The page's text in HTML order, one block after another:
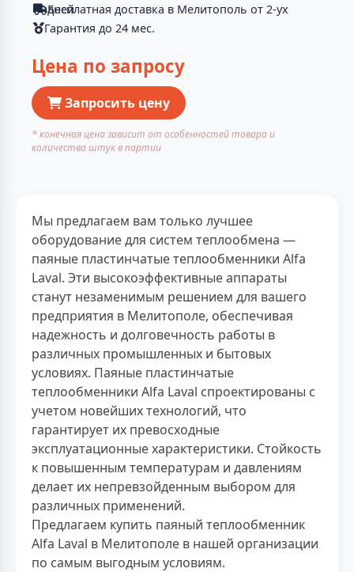
Бесплатная доставка в Мелитополь от 2-ух дней
Гарантия до 24 мес.
Цена по запросу
Запросить цену
* конечная цена зависит от особенностей товара и
количества штук в партии
Мы предлагаем вам только лучшее
оборудование для систем теплообмена —
паяные пластинчатые теплообменники Alfa
Laval. Эти высокоэффективные аппараты
станут незаменимым решением для вашего
предприятия в Мелитополе, обеспечивая
надежность и долговечность работы в
различных промышленных и бытовых
условиях. Паяные пластинчатые
теплообменники Alfa Laval спроектированы с
учетом новейших технологий, что
гарантирует их превосходные
эксплуатационные характеристики. Стойкость
к повышенным температурам и давлениям
делает их непревзойденным выбором для
различных применений.
Предлагаем купить паяный теплообменник
Alfa Laval в Мелитополе в нашей организации
по самым выгодным условиям.